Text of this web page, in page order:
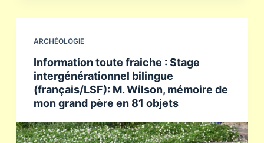
ARCHÉOLOGIE
Information toute fraiche : Stage
intergénérationnel bilingue
(français/LSF): M. Wilson, mémoire de
mon grand père en 81 objets